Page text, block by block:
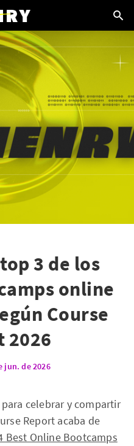
3 de los
online
Course
2026
jun. de 2026
celebrar y compartir
Report acaba de
Best Online Bootcamps